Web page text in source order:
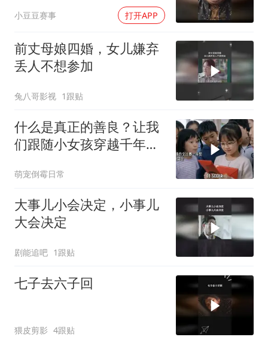
小豆豆赛事 打开APP
前丈母娘四婚，女儿嫌弃
丢人不想参加
兔八哥影视 1跟贴
什么是真正的善良？让我
们跟随小女孩穿越千年寻
萌宠倒霉日常
大事儿小会决定，小事儿
大会决定
剧能追吧 1跟贴
七子去六子回
猥皮剪影 4跟贴